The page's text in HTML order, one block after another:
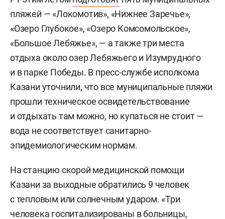
пляжей — «Локомотив», «Нижнее Заречье»,
«Озеро Глубокое», «Озеро Комсомольское»,
«Большое Лебяжье», — а также три места
отдыха около озер Лебяжьего и Изумрудного
и в парке Победы. В пресс-службе исполкома
Казани уточнили, что все муниципальные пляжи
прошли техническое освидетельствование
и отдыхать там можно, но купаться не стоит —
вода не соответствует санитарно-
эпидемиологическим нормам.
На станцию скорой медицинской помощи
Казани за выходные обратились 9 человек
с тепловым или солнечным ударом. «Три
человека госпитализированы в больницы,